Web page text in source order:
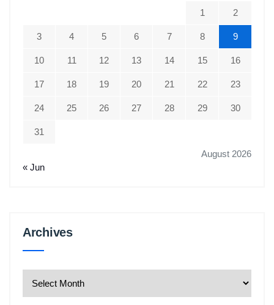
August 2026
1 2
3 4 5 6 7 8 9
10 11 12 13 14 15 16
17 18 19 20 21 22 23
24 25 26 27 28 29 30
31
« Jun
ArchivesArchives